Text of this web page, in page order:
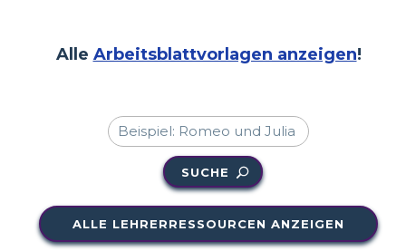
Alle Arbeitsblattvorlagen anzeigen!
SUCHE
ALLE LEHRERRESSOURCEN ANZEIGEN